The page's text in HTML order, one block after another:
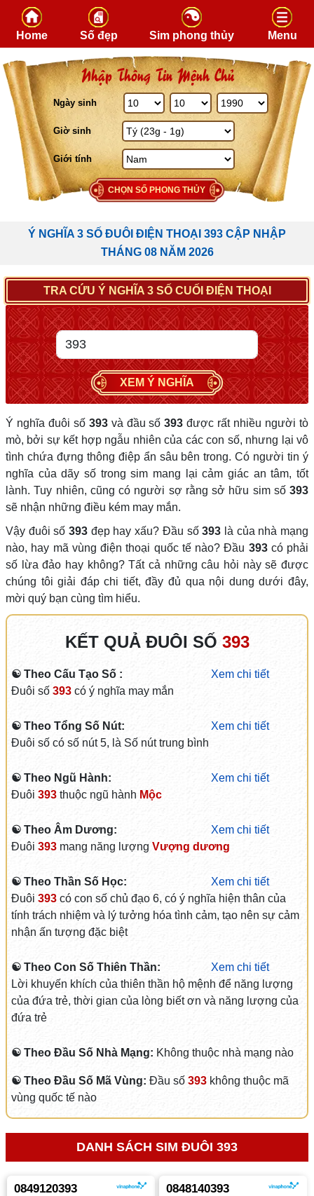
Skip to content
Home Số đẹp Sim phong thủy Menu
Nhập Thông Tin Mệnh Chủ
Ngày sinh
Giờ sinh
Giới tính
CHỌN SỐ PHONG THỦY
Ý NGHĨA 3 SỐ ĐUÔI ĐIỆN THOẠI 393 CẬP NHẬP
THÁNG 08 NĂM 2026
TRA CỨU Ý NGHĨA 3 SỐ CUỐI ĐIỆN THOẠI
XEM Ý NGHĨA
Ý nghĩa đuôi số 393và đầu số393 được rất nhiều người tò
mò, bởi sự kết hợp ngẫu nhiên của các con số, nhưng lại vô
tình chứa đựng thông điệp ẩn sâu bên trong. Có người tin ý
nghĩa của dãy số trong sim mang lại cảm giác an tâm, tốt
lành. Tuy nhiên, cũng có người sợ rằng sở hữu sim số 393
sẽ nhận những điều kém may mắn.
Vậy đuôi số393 đẹp hay xấu? Đầu số393 là của nhà mạng
nào, hay mã vùng điện thoại quốc tế nào? Đầu 393có phải
số lừa đảo hay không? Tất cả những câu hỏi này sẽ được
chúng tôi giải đáp chi tiết, đầy đủ qua nội dung dưới đây,
mời quý bạn cùng tìm hiểu.
KẾT QUẢ ĐUÔI SỐ 393
☯ Theo Cấu Tạo Số :
Xem chi tiết
Đuôi số 393có ý nghĩa may mắn
☯ Theo Tổng Số Nút:
Xem chi tiết
Đuôi số có số nút 5, là Số nút trung bình
☯ Theo Ngũ Hành:
Xem chi tiết
Đuôi 393thuộc ngũ hành Mộc
☯ Theo Âm Dương:
Xem chi tiết
Đuôi 393mang năng lượng Vượng dương
☯ Theo Thần Số Học:
Xem chi tiết
Đuôi 393có con số chủ đạo 6, có ý nghĩa hiện thân của
tính trách nhiệm và lý tưởng hóa tình cảm, tạo nên sự cảm
nhận ấn tượng đặc biệt
☯ Theo Con Số Thiên Thần:
Xem chi tiết
Lời khuyến khích của thiên thần hộ mệnh để năng lượng
của đứa trẻ, thời gian của lòng biết ơn và năng lượng của
đứa trẻ
☯ Theo Đầu Số Nhà Mạng: Không thuộc nhà mạng nào
☯ Theo Đầu Số Mã Vùng: Đầu số 393không thuộc mã
vùng quốc tế nào
DANH SÁCH SIM ĐUÔI 393
0849120393 0848140393